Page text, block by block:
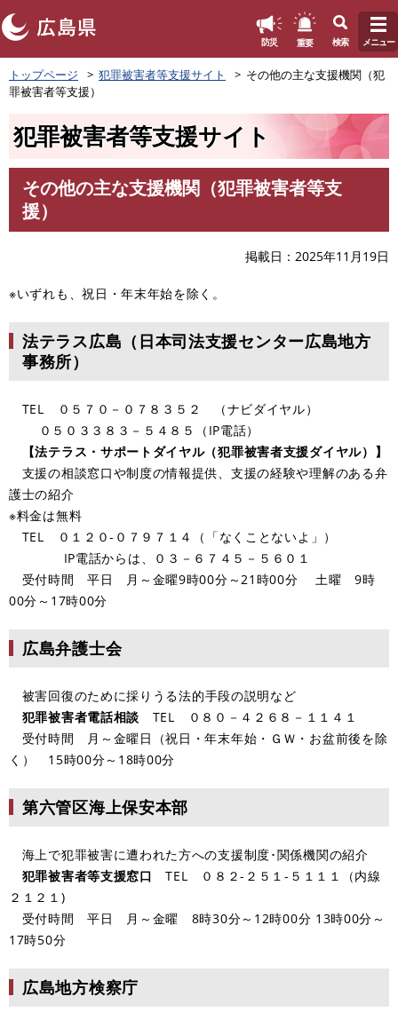
ペ
ー
ジ
防災 重要 検索 メニュー
トップページ 犯罪被害者等支援サイト
その他の主な支援機関（犯
罪被害者等支援）
犯罪被害者等支援サイト
その他の主な支援機関（犯罪被害者等支
援）
掲載日 2025年11月19日
※いずれも、祝日・年末年始を除く。
法テラス広島（日本司法支援センター広島地方
事務所）
TEL​ ０５７０－０７８３５２
（ナビダイヤル）
０５０３３８３－５４８５（IP電話）
【法テラス・サポートダイヤル（犯罪被害者支援ダイヤル）】
支援の相談窓口や制度の情報提供、支援の経験や理解のある弁
護士の紹介
※料金は無料
TEL ０１２０-０７９７１４（「なくことないよ」）
IP電話からは、０３－６７４５－５６０１
受付時間 平日 月～金曜9時00分～21時00分 土曜 9時
00分～17時00分
広島弁護士会
被害回復のために採りうる法的手段の説明など​
犯罪被害者電話相談 TEL ０８０－４２６８－１１４１
受付時間 月～金曜日（祝日・年末年始・ＧＷ・お盆前後を除
く） 15時00分～18時00分​
第六管区海上保安本部
海上で犯罪被害に遭われた方への支援制度･関係機関の紹介
犯罪被害者等支援窓口 TEL ０８２-２５１-５１１１（内線
２１２１)
受付時間 平日 月～金曜 8時30分～12時00分 13時00分～
17時50分
広島地方検察庁